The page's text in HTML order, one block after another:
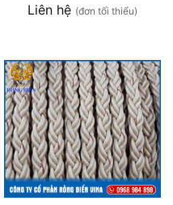
Liên hệ (đơn tối thiểu)